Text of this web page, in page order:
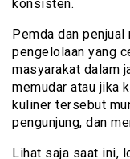
konsisten.
Pemda dan penjual
pengelolaan yang
masyarakat dalam
memudar atau jika
kuliner tersebut
pengunjung, dan
Lihat saja saat ini,